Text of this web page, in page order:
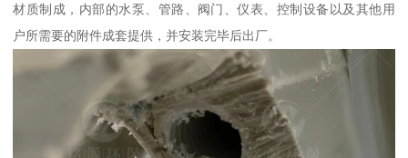
材质制成，内部的水泵、管路、阀门、仪表、控制设备以及其他用
户所需要的附件成套提供，并安装完毕后出厂。